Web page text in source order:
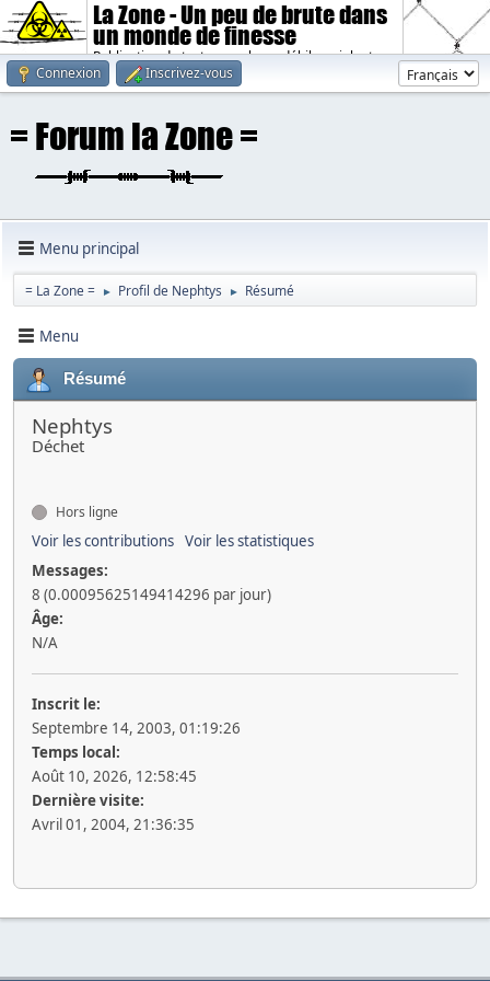
La Zone - Un peu de brute dans
un monde de finesse
Publication de textes sombres, débiles, violents.
Connexion
Inscrivez-vous
Menu principal
= La Zone = ► Profil de Nephtys ► Résumé
Menu
Résumé
Nephtys
Déchet
Hors ligne
Voir les contributions Voir les statistiques
Messages:
8 (0.00095625149414296 par jour)
Âge:
N/A
Inscrit le:
Septembre 14, 2003, 01:19:26
Temps local:
Août 10, 2026, 12:58:45
Dernière visite:
Avril 01, 2004, 21:36:35